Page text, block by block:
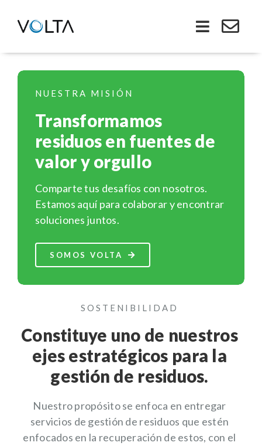
Toggle
Inicio
Soluciones
Ley REP
Productos
NUESTRA MISIÓN
Transformamos
residuos en fuentes de
valor y orgullo
Comparte tus desafíos con nosotros.
Estamos aquí para colaborar y encontrar
soluciones juntos.
SOMOS VOLTA
SOSTENIBILIDAD
Constituye uno de nuestros
ejes estratégicos para la
gestión de residuos.
Nuestro propósito se enfoca en entregar
servicios de gestión de residuos que estén
enfocados en la recuperación de estos, con el